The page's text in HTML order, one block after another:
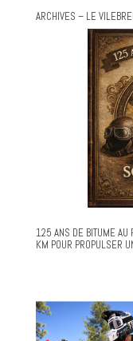
ARCHIVES – LE
125 ANS DE BITUME
KM POUR PROPULSER